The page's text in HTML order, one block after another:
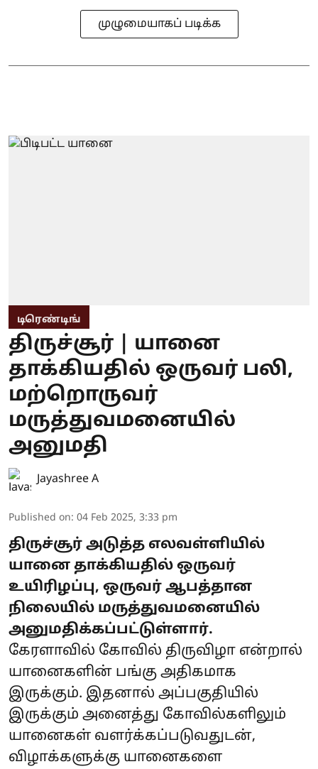
முழுமையாகப் படிக்க
டிரெண்டிங்
திருச்சூர் | யானை
தாக்கியதில் ஒருவர் பலி,
மற்றொருவர்
மருத்துவமனையில்
அனுமதி
Jayashree A
Published on: 04 Feb 2025, 3:33 pm
திருச்சூர் அடுத்த எலவள்ளியில்
யானை தாக்கியதில் ஒருவர்
உயிரிழப்பு, ஒருவர் ஆபத்தான
நிலையில் மருத்துவமனையில்
அனுமதிக்கப்பட்டுள்ளார்.
கேரளாவில் கோவில் திருவிழா என்றால்
யானைகளின் பங்கு அதிகமாக
இருக்கும். இதனால் அப்பகுதியில்
இருக்கும் அனைத்து கோவில்களிலும்
யானைகள் வளர்க்கப்படுவதுடன்,
விழாக்களுக்கு யானைகளை